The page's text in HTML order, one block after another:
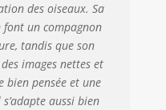
des oiseaux. Sa
un compagnon
tandis que son
images nettes et
bien pensée et une
aussi bien